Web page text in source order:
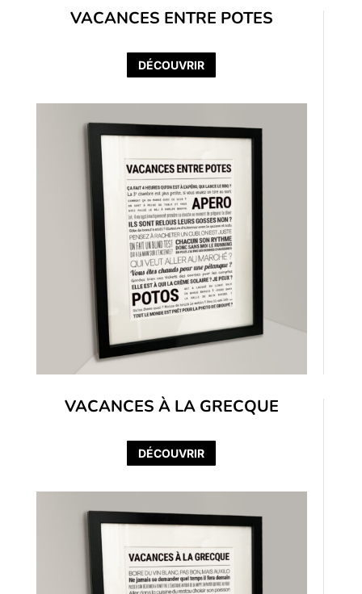
VACANCES ENTRE POTES
DÉCOUVRIR
VACANCES À LA GRECQUE
DÉCOUVRIR